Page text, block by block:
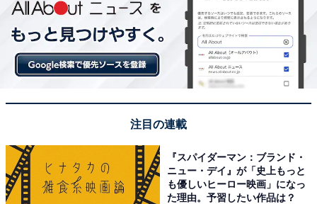
注目の連載
『スパイダーマン：ブランド・
ニュー・デイ』が「史上もっと
も優しいヒーロー映画」になっ
た理由。予習したい作品は？